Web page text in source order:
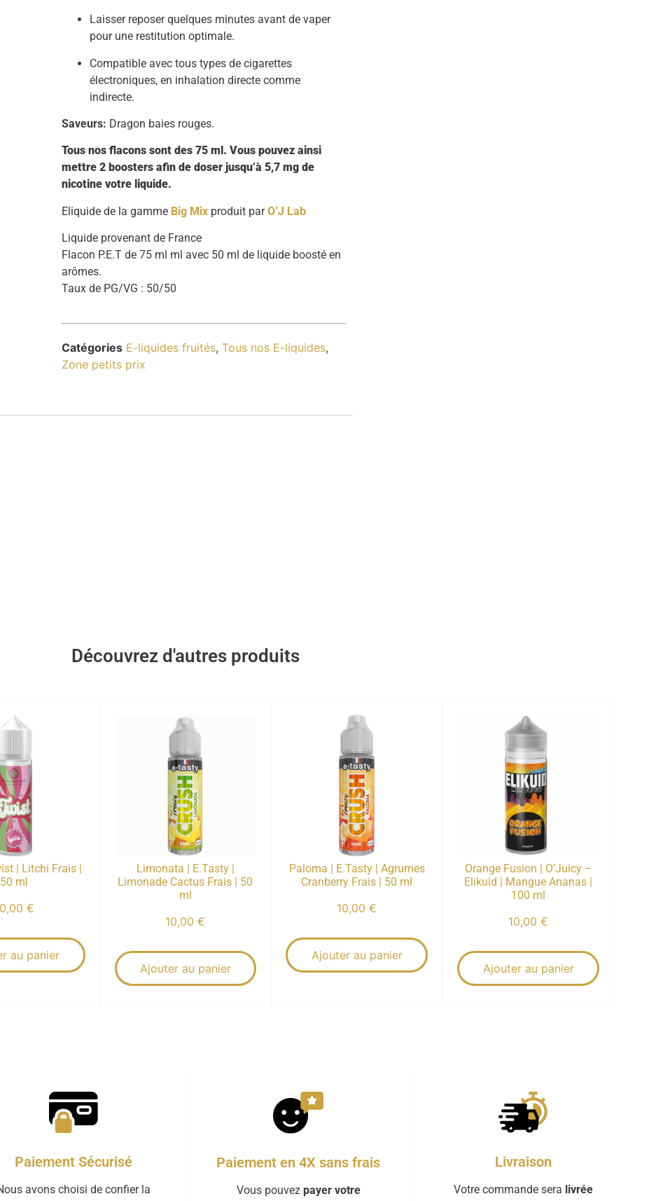
Laisser reposer quelques minutes avant de vaper
pour une restitution optimale.
Compatible avec tous types de cigarettes
électroniques, en inhalation directe comme
indirecte.
Saveurs: Dragon baies rouges.
Tous nos flacons sont des 75 ml. Vous pouvez ainsi
mettre 2 boosters afin de doser jusqu’à 5,7 mg de
nicotine votre liquide.
Eliquide de la gamme Big Mix produit parO’J Lab
Liquide provenant de France
Flacon P.E.T de 75 ml ml avec 50 ml de liquide boosté en
arômes.
Taux de PG/VG : 50/50
Catégories E-liquides fruités,Tous nos E-liquides,
Zone petits prix
Découvrez d'autres produits
| Litchi Frais |
50 ml
€
au panier
Limonata | E.Tasty |
Limonade Cactus Frais | 50
ml
10,00€
Ajouter au panier
Paloma | E.Tasty | Agrumes
Cranberry Frais | 50 ml
10,00€
Ajouter au panier
Orange Fusion | O’Juicy –
Elikuid | Mangue Ananas |
100 ml
10,00€
Ajouter au panier
Paiement Sécurisé
avons choisi de confier la
Paiement en 4X sans frais
Vous pouvez payer votre
Livraison
Votre commande sera livrée